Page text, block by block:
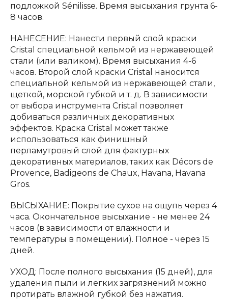
подложкой Sénilisse. Время высыхания грунта 6-
8 часов.
НАНЕСЕНИЕ: Нанести первый слой краски
Cristal специальной кельмой из нержавеющей
стали (или валиком). Время высыхания 4-6
часов. Второй слой краски Cristal наносится
специальной кельмой из нержавеющей стали,
щеткой, морской губкой и т. д. В зависимости
от выбора инструмента Cristal позволяет
добиваться различных декоративных
эффектов. Краска Cristal может также
использоваться как финишный
перламутровый слой для фактурных
декоративных материалов, таких как Décors de
Provence, Badigeons de Chaux, Havana, Havana
Gros.
ВЫСЫХАНИЕ: Покрытие сухое на ощупь через 4
часа. Окончательное высыхание - не менее 24
часов (в зависимости от влажности и
температуры в помещении). Полное - через 15
дней.
УХОД: После полного высыхания (15 дней), для
удаления пыли и легких загрязнений можно
протирать влажной губкой без нажатия.